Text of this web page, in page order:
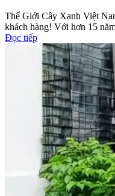
Thế Giới Cây Xanh Việt
khách hàng! Với hơn 15
Đọc tiếp